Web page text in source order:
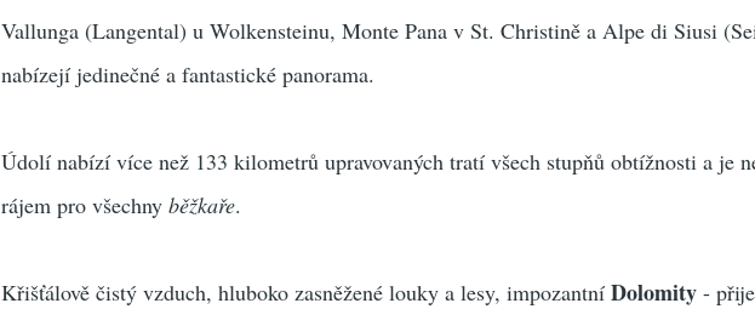
Vallunga (Langental) u Wolkensteinu, Monte Pana v St. Christině a Alpe di Siusi
nabízejí jedinečné a fantastické panorama.
Údolí nabízí více než 133 kilometrů upravovaných tratí všech stupňů obtížnosti a je
rájem pro všechnyběžkaře.
Křišťálově čistý vzduch, hluboko zasněžené louky a lesy, impozantníDolomity -